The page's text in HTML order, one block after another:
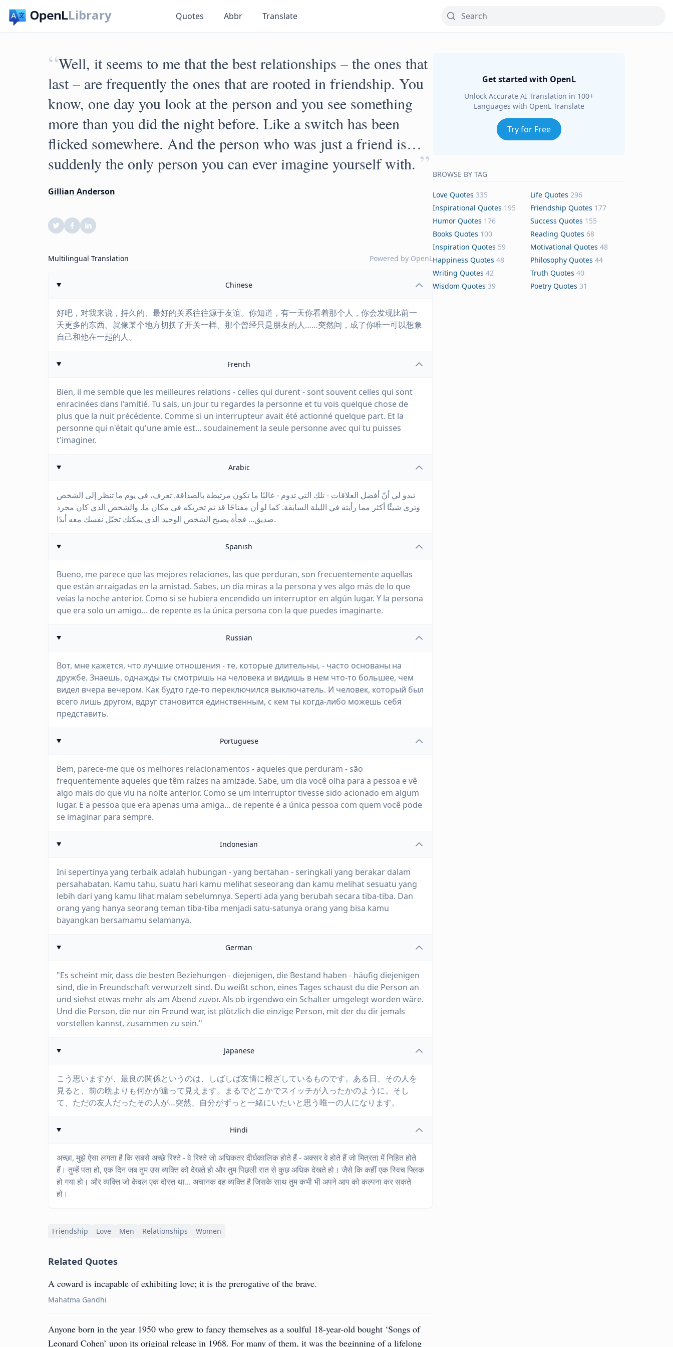
Library Quotes Abbr Translate
“Well, it seems to me that the best relationships – the ones that
last – are frequently the ones that are rooted in friendship. You
know, one day you look at the person and you see something
more than you did the night before. Like a switch has been
flicked somewhere. And the person who was just a friend is…
suddenly the only person you can ever imagine yourself with. ”
Gillian Anderson
Multilingual Translation Powered by OpenL
Chinese
好吧，对我来说，持久的、最好的关系往往源于友谊。你知道，有一天你看着那个人，你会发现比前一
天更多的东西。就像某个地方切换了开关一样。那个曾经只是朋友的人……突然间，成了你唯一可以想象
自己和他在一起的人。
French
Bien, il me semble que les meilleures relations - celles qui durent - sont souvent celles qui sont
enracinées dans l'amitié. Tu sais, un jour tu regardes la personne et tu vois quelque chose de
plus que la nuit précédente. Comme si un interrupteur avait été actionné quelque part. Et la
personne qui n'était qu'une amie est... soudainement la seule personne avec qui tu puisses
t'imaginer.
Arabic
تبدو لي أنّ أفضل العلاقات - تلك التي تدوم - غالبًا ما تكون مرتبطة بالصداقة. تعرف، في يوم ما تنظر إلى الشخص
وترى شيئًا أكثر مما رأيته في الليلة السابقة. كما لو أن مفتاحًا قد تم تحريكه في مكان ما. والشخص الذي كان مجرد
صديق... فجأة يصبح الشخص الوحيد الذي يمكنك تخيّل نفسك معه أبدًا.
Spanish
Bueno, me parece que las mejores relaciones, las que perduran, son frecuentemente aquellas
que están arraigadas en la amistad. Sabes, un día miras a la persona y ves algo más de lo que
veías la noche anterior. Como si se hubiera encendido un interruptor en algún lugar. Y la persona
que era solo un amigo... de repente es la única persona con la que puedes imaginarte.
Russian
Вот, мне кажется, что лучшие отношения - те, которые длительны, - часто основаны на
дружбе. Знаешь, однажды ты смотришь на человека и видишь в нем что-то большее, чем
видел вчера вечером. Как будто где-то переключился выключатель. И человек, который был
всего лишь другом, вдруг становится единственным, с кем ты когда-либо можешь себя
представить.
Portuguese
Bem, parece-me que os melhores relacionamentos - aqueles que perduram - são
frequentemente aqueles que têm raízes na amizade. Sabe, um dia você olha para a pessoa e vê
algo mais do que viu na noite anterior. Como se um interruptor tivesse sido acionado em algum
lugar. E a pessoa que era apenas uma amiga... de repente é a única pessoa com quem você pode
se imaginar para sempre.
Indonesian
Ini sepertinya yang terbaik adalah hubungan - yang bertahan - seringkali yang berakar dalam
persahabatan. Kamu tahu, suatu hari kamu melihat seseorang dan kamu melihat sesuatu yang
lebih dari yang kamu lihat malam sebelumnya. Seperti ada yang berubah secara tiba-tiba. Dan
orang yang hanya seorang teman tiba-tiba menjadi satu-satunya orang yang bisa kamu
bayangkan bersamamu selamanya.
German
"Es scheint mir, dass die besten Beziehungen - diejenigen, die Bestand haben - häufig diejenigen
sind, die in Freundschaft verwurzelt sind. Du weißt schon, eines Tages schaust du die Person an
und siehst etwas mehr als am Abend zuvor. Als ob irgendwo ein Schalter umgelegt worden wäre.
Und die Person, die nur ein Freund war, ist plötzlich die einzige Person, mit der du dir jemals
vorstellen kannst, zusammen zu sein."
Japanese
こう思いますが、最良の関係というのは、しばしば友情に根ざしているものです。ある日、その人を
見ると、前の晩よりも何かが違って見えます。まるでどこかでスイッチが入ったかのように。そし
て、ただの友人だったその人が…突然、自分がずっと一緒にいたいと思う唯一の人になります。
Hindi
अच्छा, मुझे ऐसा लगता है कि सबसे अच्छे रिश्ते - वे रिश्ते जो अधिकतर दीर्घकालिक होते हैं - अक्सर वे होते हैं जो मित्रता में निहित होते
हैं। तुम्हें पता हो, एक दिन जब तुम उस व्यक्ति को देखते हो और तुम पिछली रात से कुछ अधिक देखते हो। जैसे कि कहीं एक स्विच फ्लिक
हो गया हो। और व्यक्ति जो केवल एक दोस्त था... अचानक वह व्यक्ति है जिसके साथ तुम कभी भी अपने आप को कल्पना कर सकते
हो।
Friendship Love Men Relationships Women
Related Quotes
A coward is incapable of exhibiting love; it is the prerogative of the brave.
Mahatma Gandhi
Anyone born in the year 1950 who grew to fancy themselves as a soulful 18-year-old bought ‘Songs of
Leonard Cohen’ upon its original release in 1968. For many of them, it was the beginning of a lifelong
Get started with OpenL
Unlock Accurate AI Translation in 100+
Languages with OpenL Translate
Try for Free
BROWSE BY TAG
Love Quotes 335 Life Quotes 296
Inspirational Quotes 195 Friendship Quotes 177
Humor Quotes 176 Success Quotes 155
Books Quotes 100 Reading Quotes 68
Inspiration Quotes 59 Motivational Quotes 48
Happiness Quotes 48 Philosophy Quotes 44
Writing Quotes 42 Truth Quotes 40
Wisdom Quotes 39 Poetry Quotes 31